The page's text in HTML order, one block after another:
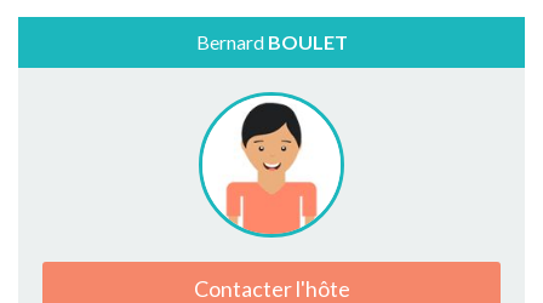
Bernard BOULET
Contacter l'hôte